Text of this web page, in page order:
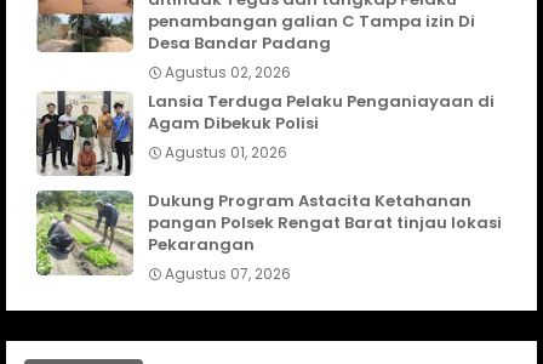
penambangan galian C Tampa izin Di
Desa Bandar Padang
Agustus 02, 2026
Lansia Terduga Pelaku Penganiayaan di
Agam Dibekuk Polisi
Agustus 01, 2026
Dukung Program Astacita Ketahanan
pangan Polsek Rengat Barat tinjau lokasi
Pekarangan
Agustus 07, 2026